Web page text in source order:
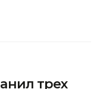
трех